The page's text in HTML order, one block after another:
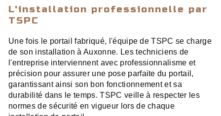
L'installation professionnelle par
TSPC
Une fois le portail fabriqué, l'équipe de TSPC se charge
de son installation à Auxonne. Les techniciens de
l'entreprise interviennent avec professionnalisme et
précision pour assurer une pose parfaite du portail,
garantissant ainsi son bon fonctionnement et sa
durabilité dans le temps. TSPC veille à respecter les
normes de sécurité en vigueur lors de chaque